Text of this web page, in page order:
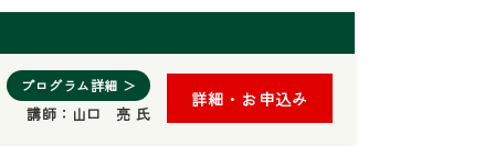
プログラム詳細 ＞
講師： 山口 亮 氏
詳細・お申込み